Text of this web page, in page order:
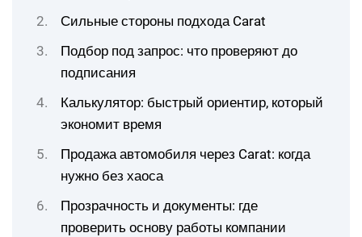
Сильные стороны подхода Carat
Подбор под запрос: что проверяют до
подписания
Калькулятор: быстрый ориентир, который
экономит время
Продажа автомобиля через Carat: когда
нужно без хаоса
Прозрачность и документы: где
проверить основу работы компании